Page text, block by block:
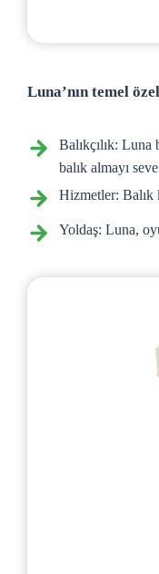
Luna’nın temel
Balıkçılık: Luna
balık almayı
Hizmetler: Balık
Yoldaş: Luna,